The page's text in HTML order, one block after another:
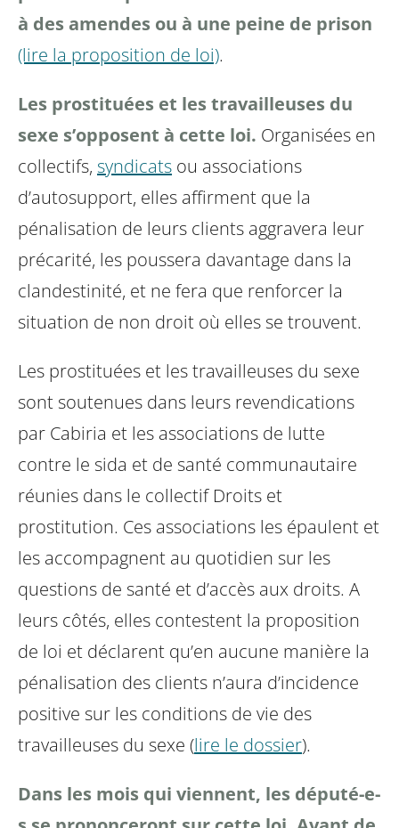
à des amendes ou à une peine de prison
(lire la proposition de loi).
Les prostituées et les travailleuses du
sexe s’opposent à cette loi. Organisées en
collectifs, syndicats ou associations
d’autosupport, elles affirment que la
pénalisation de leurs clients aggravera leur
précarité, les poussera davantage dans la
clandestinité, et ne fera que renforcer la
situation de non droit où elles se trouvent.
Les prostituées et les travailleuses du sexe
sont soutenues dans leurs revendications
par Cabiria et les associations de lutte
contre le sida et de santé communautaire
réunies dans le collectif Droits et
prostitution. Ces associations les épaulent et
les accompagnent au quotidien sur les
questions de santé et d’accès aux droits. A
leurs côtés, elles contestent la proposition
de loi et déclarent qu’en aucune manière la
pénalisation des clients n’aura d’incidence
positive sur les conditions de vie des
travailleuses du sexe (lire le dossier).
Dans les mois qui viennent, les député-e-